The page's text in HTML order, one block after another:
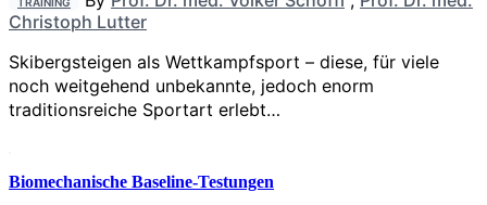
Christoph Lutter
Skibergsteigen als Wettkampfsport – diese, für viele
noch weitgehend unbekannte, jedoch enorm
traditionsreiche Sportart erlebt…
Biomechanische Baseline-Testungen